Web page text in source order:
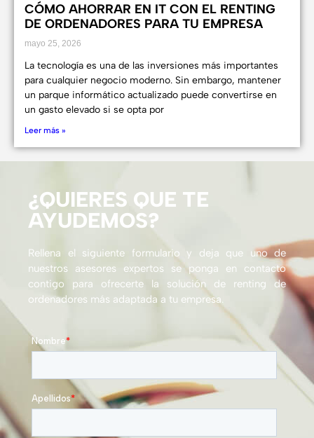
CÓMO AHORRAR EN IT CON EL RENTING
DE ORDENADORES PARA TU EMPRESA
mayo 25, 2026
La tecnología es una de las inversiones más importantes
para cualquier negocio moderno. Sin embargo, mantener
un parque informático actualizado puede convertirse en
un gasto elevado si se opta por
Leer más »
¿QUIERES QUE TE
AYUDEMOS?
Rellena el siguiente formulario y deja que uno de
nuestros asesores expertos se ponga en contacto
contigo para ofrecerte la solución de renting de
ordenadores más adaptada a tu empresa.